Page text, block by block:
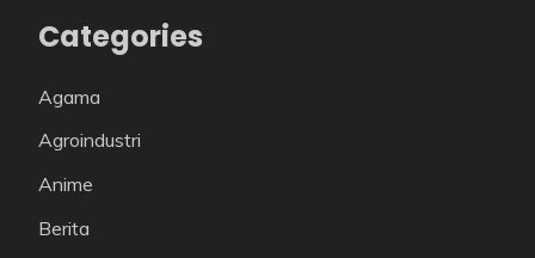
Categories
Agama
Agroindustri
Anime
Berita